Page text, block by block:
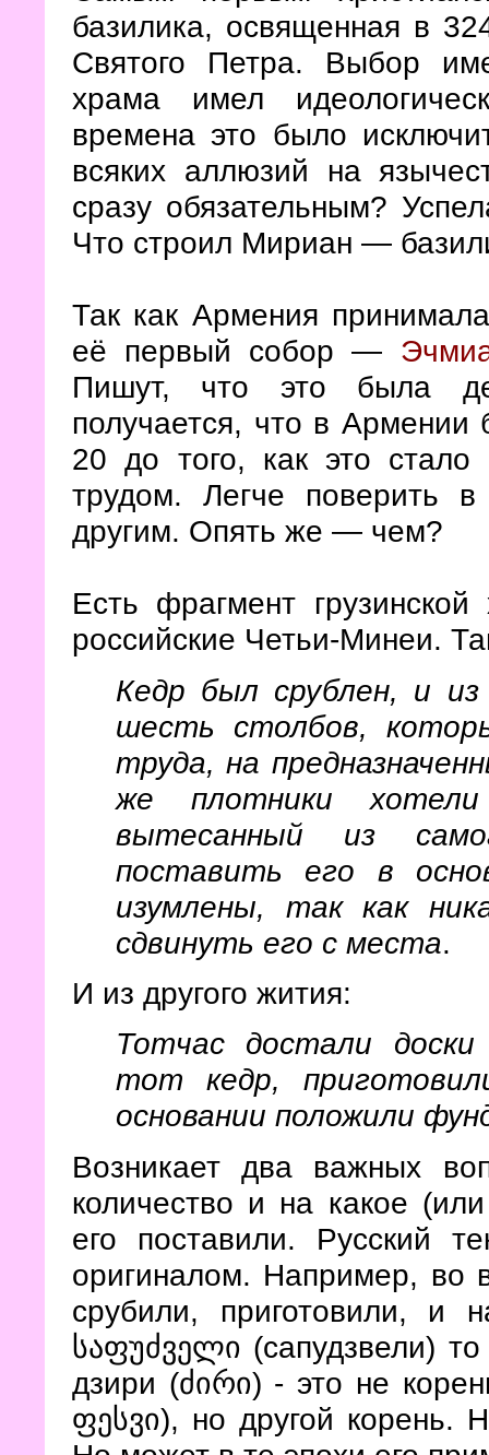
базилика, освященная в
Святого Петра. Выбор
храма имел
времена это было
всяких аллюзий на
сразу обязательным?
Что строил Мириан —
Так как Армения
её первый собор —
Пишут, что это была
получается, что в
20 до того, как это
трудом. Легче поверить
другим. Опять же — чем?
Есть фрагмент
российские Четьи-Минеи.
Кедр был срублен, и
шесть столбов,
труда, на
же плотники
вытесанный из
поставить его в
изумлены, так как
сдвинуть его с места.
И из другого жития:
Тотчас достали
тот кедр,
основании положили
Возникает два важных
количество и на какое
его поставили. Русский
оригиналом. Например, во
срубили, приготовили, и
საფუძველი (сапудзвели)
дзири (ძირი) - это не
ფესვი), но другой корень.